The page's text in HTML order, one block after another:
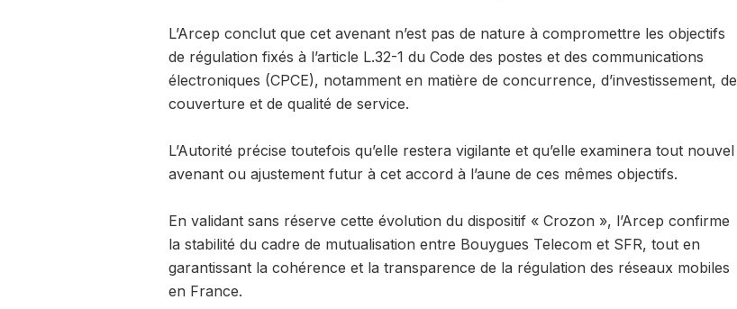
L’Arcep conclut que cet avenant n’est pas de nature à compromettre les objectifs
de régulation fixés à l’article L.32-1 du Code des postes et des communications
électroniques (CPCE), notamment en matière de concurrence, d’investissement, de
couverture et de qualité de service.
L’Autorité précise toutefois qu’elle restera vigilante et qu’elle examinera tout nouvel
avenant ou ajustement futur à cet accord à l’aune de ces mêmes objectifs.
En validant sans réserve cette évolution du dispositif « Crozon », l’Arcep confirme
la stabilité du cadre de mutualisation entre Bouygues Telecom et SFR, tout en
garantissant la cohérence et la transparence de la régulation des réseaux mobiles
en France.